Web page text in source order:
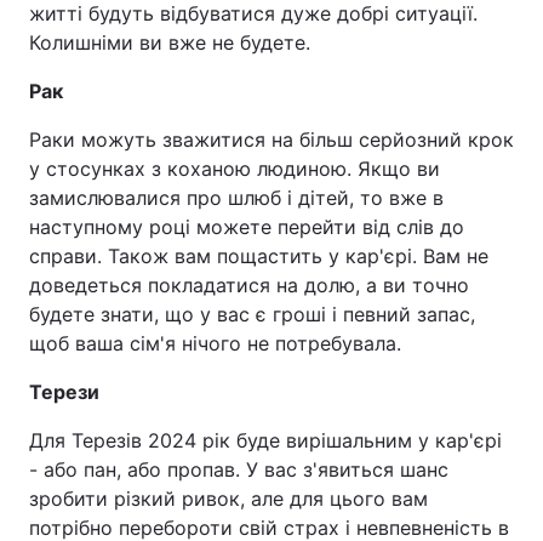
житті будуть відбуватися дуже добрі ситуації.
Колишніми ви вже не будете.
Рак
Раки можуть зважитися на більш серйозний крок
у стосунках з коханою людиною. Якщо ви
замислювалися про шлюб і дітей, то вже в
наступному році можете перейти від слів до
справи. Також вам пощастить у кар'єрі. Вам не
доведеться покладатися на долю, а ви точно
будете знати, що у вас є гроші і певний запас,
щоб ваша сім'я нічого не потребувала.
Терези
Для Терезів 2024 рік буде вирішальним у кар'єрі
- або пан, або пропав. У вас з'явиться шанс
зробити різкий ривок, але для цього вам
потрібно перебороти свій страх і невпевненість в